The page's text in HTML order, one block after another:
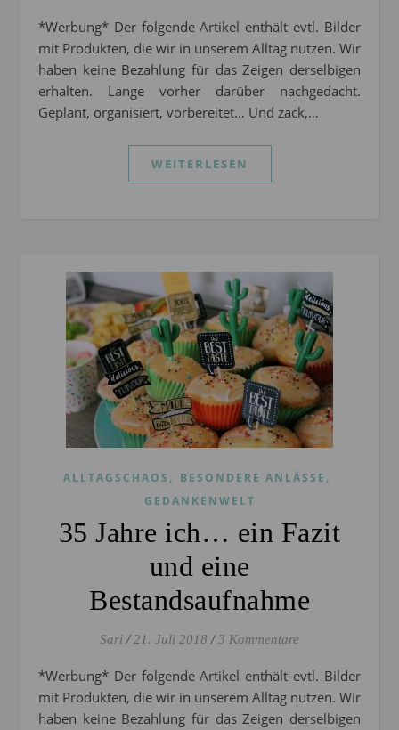
*Werbung* Der folgende Artikel enthält evtl. Bilder
mit Produkten, die wir in unserem Alltag nutzen. Wir
haben keine Bezahlung für das Zeigen derselbigen
erhalten. Lange vorher darüber nachgedacht.
Geplant, organisiert, vorbereitet… Und zack,…
WEITERLESEN
ALLTAGSCHAOS , BESONDERE ANLÄSSE ,
GEDANKENWELT
35 Jahre ich… ein Fazit
und eine
Bestandsaufnahme
Sari / 21. Juli 2018 / 3 Kommentare
*Werbung* Der folgende Artikel enthält evtl. Bilder
mit Produkten, die wir in unserem Alltag nutzen. Wir
haben keine Bezahlung für das Zeigen derselbigen